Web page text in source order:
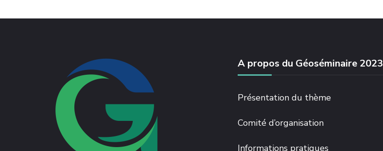
A propos du Géoséminaire 2023
Présentation du thème
Comité d’organisation
Informations pratiques